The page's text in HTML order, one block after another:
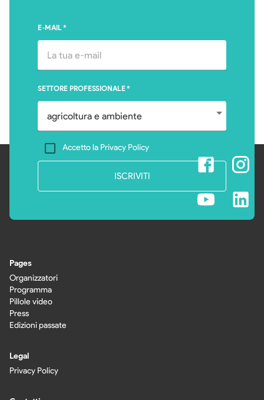
E-MAIL*
SETTORE PROFESSIONALE*
Accetto la Privacy Policy
ISCRIVITI
Pages
Organizzatori
Programma
Pillole video
Press
Edizioni passate
Legal
Privacy Policy